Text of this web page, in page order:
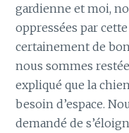
gardienne et moi,
oppressées par
certainement de
nous sommes
expliqué que la
besoin d’espace.
demandé de